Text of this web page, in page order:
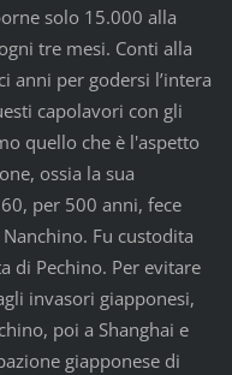
solo 15.000 alla
tre mesi. Conti alla
anni per godersi l’intera
capolavori con gli
quello che è l'aspetto
ossia la sua
per 500 anni, fece
Fu custodita
di Pechino. Per evitare
invasori giapponesi,
poi a Shanghai e
giapponese di